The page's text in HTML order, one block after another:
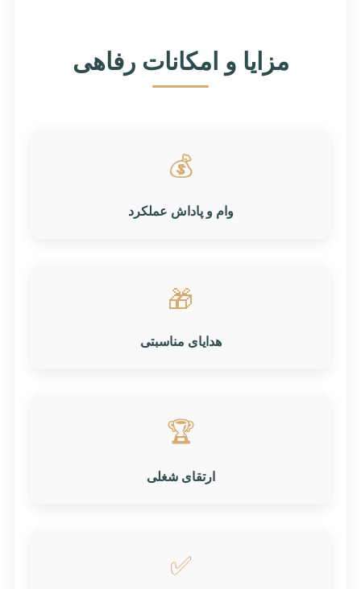
مزایا و امکانات رفاهی
💰
وام و پاداش عملکرد
🎁
هدایای مناسبتی
🏆
ارتقای شغلی
✅️